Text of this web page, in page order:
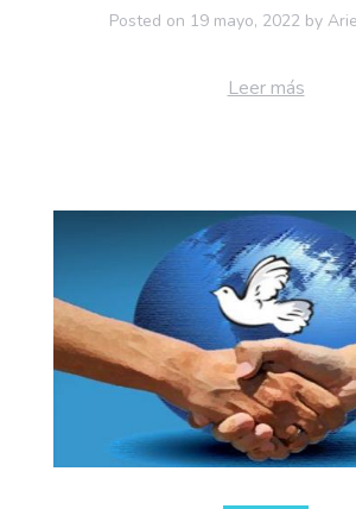
Posted on 19 mayo, 2022 by
Leer más